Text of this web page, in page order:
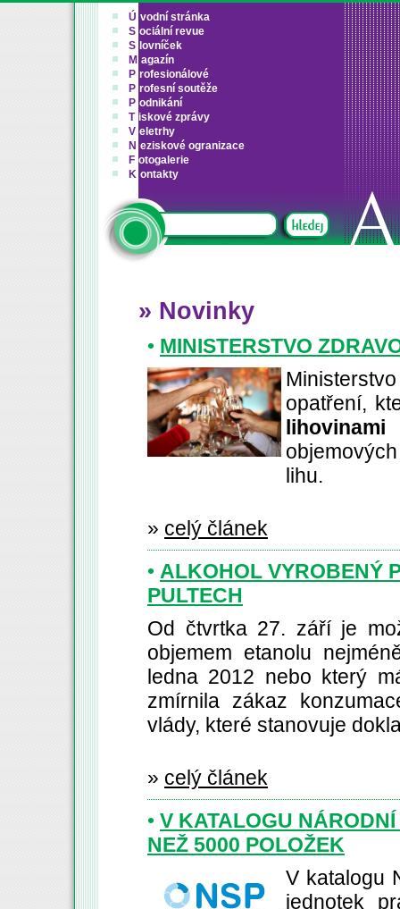
Ú vodní stránka
S ociální revue
S lovníček
M agazín
P rofesionálové
P rofesní soutěže
P odnikání
T iskové zprávy
V eletrhy
N eziskové ogranizace
F otogalerie
K ontakty
» Novinky
• MINISTERSTVO
opatření,
lihovinami
lihu.
» celý článek
• ALKOHOL VYROBENÝ
PULTECH
Od čtvrtka 27. září je
objemem etanolu
ledna 2012 nebo který
zmírnila zákaz
vlády, které stanovuje
» celý článek
• V KATALOGU
NEŽ 5000 POLOŽEK
V katalogu
jednotek